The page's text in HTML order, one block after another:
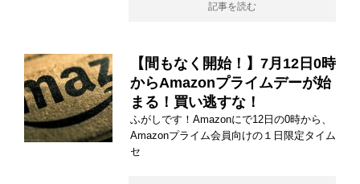
記事を読む
【間もなく開始！】7月12日0時
からAmazonプライムデーが始
まる！買い逃すな！
ふがしです！Amazonにで12日の0時から、
Amazonプライム会員向けの１日限定タイム
セ